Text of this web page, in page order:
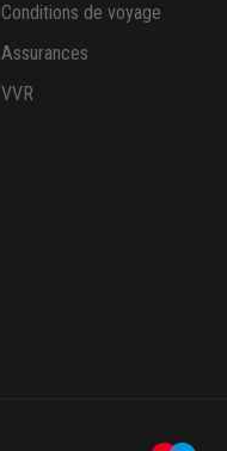
Conditions de voyage
Assurances
VVR